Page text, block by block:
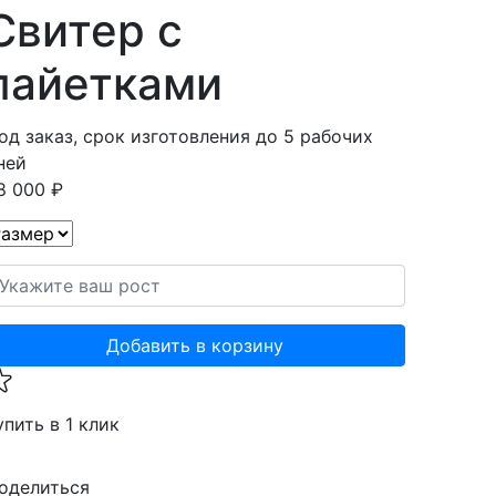
с
заказ, срок изготовления до 5 рабочих
000 ₽
Добавить в корзину
в 1 клик